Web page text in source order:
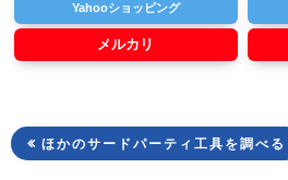
Yahooショッピング
メルカリ
ほかのサードパーティ工具を調べる